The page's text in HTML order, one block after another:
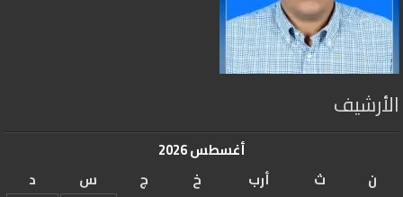
الأرشيف
أغسطس 2026
ن
ث أرب خ ج س
د